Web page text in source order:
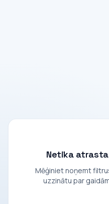
Netika
Mēģiniet noņemt
uzzinātu par